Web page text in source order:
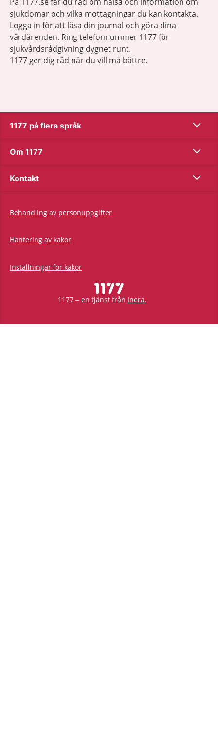
sjukdomar och vilka mottagningar du kan kontakta.
Logga in för att läsa din journal och göra dina
vårdärenden. Ring telefonnummer 1177 för
sjukvårdsrådgivning dygnet runt.
1177 ger dig råd när du vill må bättre.
1177 på flera språk Show
Om 1177 Show
Kontakt Show
Behandling av personuppgifter
Hantering av kakor
Inställningar för kakor
1177 – en tjänst från Inera.